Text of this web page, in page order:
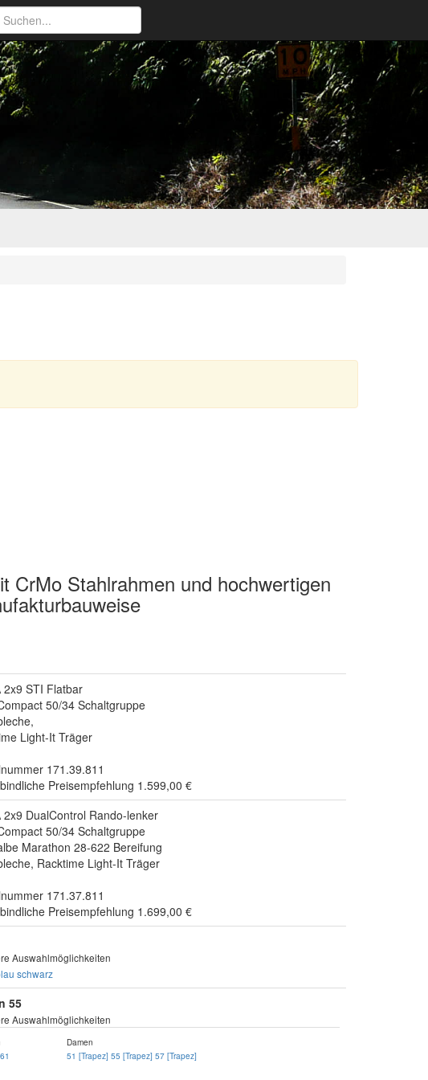
CrMo Stahlrahmen und hochwertigen
2x9 STI Flatbar
50/34 Schaltgruppe
Light-It Träger
171.39.811
Preisempfehlung 1.599,00 €
2x9 DualControl Rando-lenker
50/34 Schaltgruppe
Marathon 28-622 Bereifung
Racktime Light-It Träger
171.37.811
Preisempfehlung 1.699,00 €
Auswahlmöglichkeiten
schwarz
55
Auswahlmöglichkeiten
61
Damen
51 [Trapez] 55 [Trapez] 57 [Trapez]